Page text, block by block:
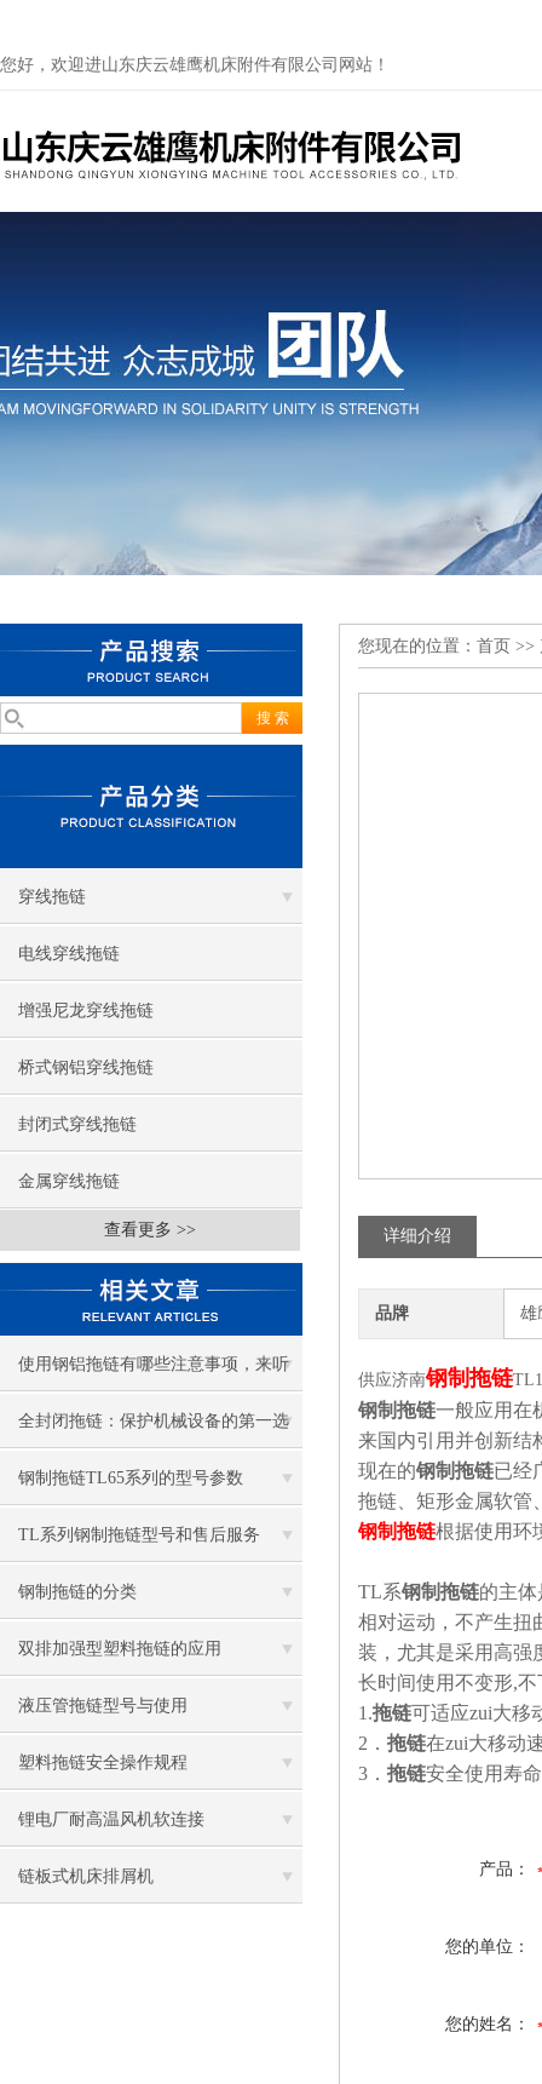
您好，欢迎进山东庆云雄鹰机床附件有限公司网站！
穿线拖链
电线穿线拖链
增强尼龙穿线拖链
桥式钢铝穿线拖链
封闭式穿线拖链
金属穿线拖链
查看更多 >>
使用钢铝拖链有哪些注意事项，来听
听钢铝拖链厂家怎么说！
全封闭拖链：保护机械设备的第一选
择
钢制拖链TL65系列的型号参数
TL系列钢制拖链型号和售后服务
钢制拖链的分类
双排加强型塑料拖链的应用
液压管拖链型号与使用
塑料拖链安全操作规程
锂电厂耐高温风机软连接
链板式机床排屑机
您现在的位置： 首页 >>
详细介绍
品牌 雄
供应济南钢制拖链
钢制拖链一般应用在
来国内引用并创新结
现在的钢制拖链已经
拖链、矩形金属软管
钢制拖链根据使用环
TL系钢制拖链的主
相对运动，不产生扭
装，尤其是采用高强
长时间使用不变形,不
1.拖链可适应zui大移
2 ． 拖链在zui大移动
3 ． 拖链安全使用寿
产品：
您的单位：
您的姓名：